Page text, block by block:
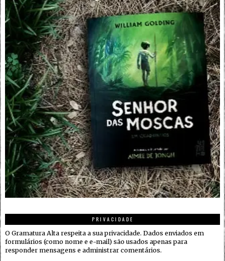
PRIVACIDADE
O Gramatura Alta respeita a sua privacidade. Dados enviados em
formulários (como nome e e-mail) são usados apenas para
responder mensagens e administrar comentários.